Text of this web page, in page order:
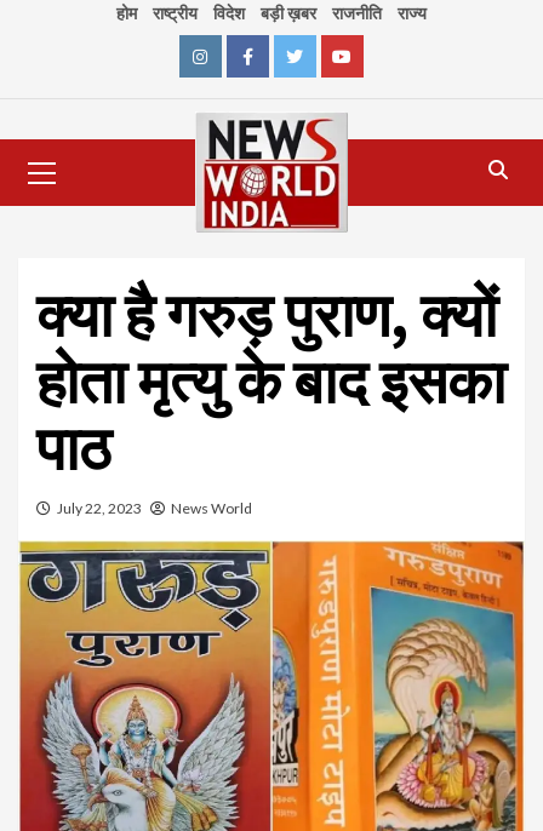
होम राष्ट्रीय विदेश बड़ी ख़बर राजनीति राज्य
InstagramFacebookTwitterYoutube
Menu
क्या है गरुड़ पुराण, क्यों
होता मृत्यु के बाद इसका
पाठ
July 22, 2023 News World